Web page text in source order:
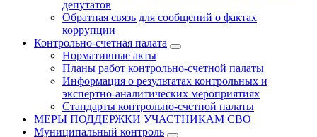
депутатов
Обратная связь для сообщений о фактах
коррупции
Контрольно-счетная палата
Нормативные акты
Планы работ контрольно-счетной палаты
Информация о результатах контрольных и
экспертно-аналитических мероприятиях
Стандарты контрольно-счетной палаты
МЕРЫ ПОДДЕРЖКИ УЧАСТНИКАМ СВО
Муниципальный контроль